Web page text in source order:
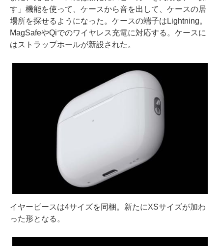
す」機能を使って、ケースから音を出して、ケースの居
場所を探せるようになった。ケースの端子はLightning。
MagSafeやQiでのワイヤレス充電に対応する。ケースに
はストラップホールが新設された。
イヤーピースは4サイズを同梱。新たにXSサイズが加わ
った形となる。